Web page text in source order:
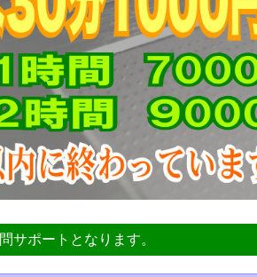
サポートとなります。